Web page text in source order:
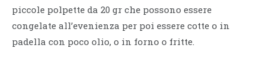
piccole polpette da 20 gr che possono essere
congelate all’evenienza per poi essere cotte o in
padella con poco olio, o in forno o fritte.